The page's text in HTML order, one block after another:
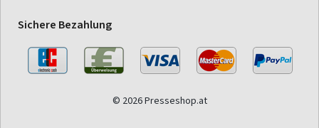
Sichere Bezahlung
© 2026 Presseshop.at